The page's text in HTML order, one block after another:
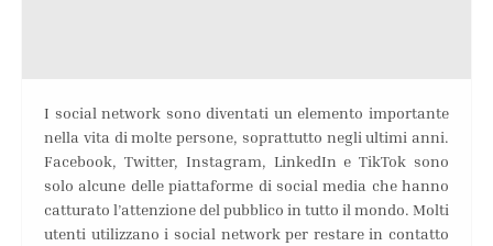
I social network sono diventati un elemento importante
nella vita di molte persone, soprattutto negli ultimi anni.
Facebook, Twitter, Instagram, LinkedIn e TikTok sono
solo alcune delle piattaforme di social media che hanno
catturato l’attenzione del pubblico in tutto il mondo. Molti
utenti utilizzano i social network per restare in contatto